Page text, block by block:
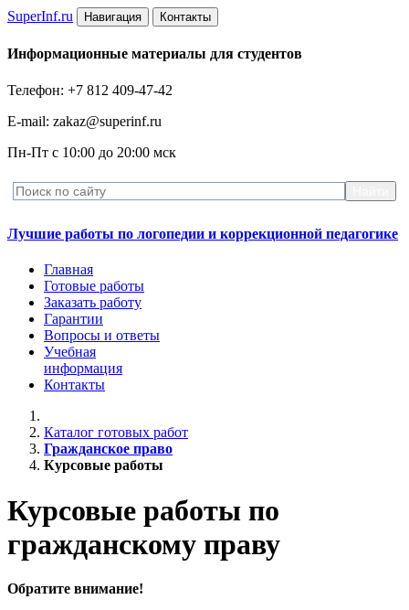
SuperInf.ru Навигация Контакты
Информационные материалы для студентов
Телефон: +7 812 409-47-42
E-mail: zakaz@superinf.ru
Пн-Пт с 10:00 до 20:00 мск
Лучшие работы по логопедии и коррекционной педагогике
Главная
Готовые работы
Заказать работу
Гарантии
Вопросы и ответы
Учебная
информация
Контакты
Каталог готовых работ
Гражданское право
Курсовые работы
Курсовые работы по
гражданскому праву
Обратите внимание!